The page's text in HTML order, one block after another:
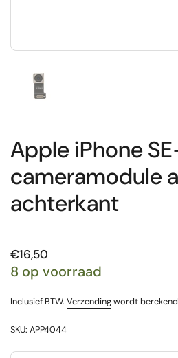
Apple iPhone
cameramodule
achterkant
Prijs:
€16,50
8 op voorraad
Inclusief BTW. Verzendingwordt
SKU: APP4044